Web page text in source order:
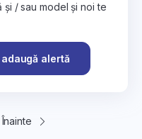
/ sau model și noi te
alertă
Înainte